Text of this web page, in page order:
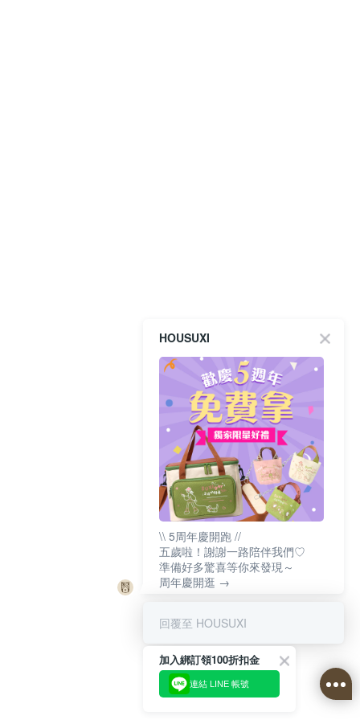
HOUSUXI
\\ 5周年慶開跑 //
五歲啦！謝謝一路陪伴我們♡
準備好多驚喜等你來發現～
周年慶開逛 →
回覆至 HOUSUXI
加入綁訂領100折扣金
連結 LINE 帳號